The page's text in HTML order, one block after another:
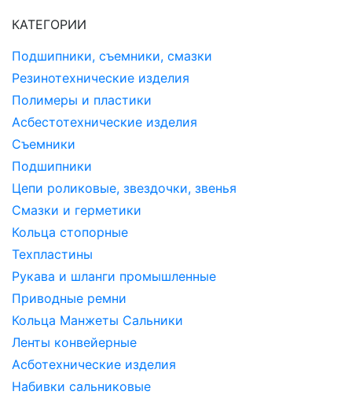
КАТЕГОРИИ
Подшипники, съемники, смазки
Резинотехнические изделия
Полимеры и пластики
Асбестотехнические изделия
Съемники
Подшипники
Цепи роликовые, звездочки, звенья
Смазки и герметики
Кольца стопорные
Техпластины
Рукава и шланги промышленные
Приводные ремни
Кольца Манжеты Сальники
Ленты конвейерные
Асботехнические изделия
Набивки сальниковые